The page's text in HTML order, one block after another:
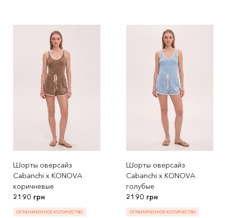
Шорты оверсайз
Cabanchi x KONOVA
коричневые
2190 грн
ОГРАНИЧЕННОЕ КОЛИЧЕСТВО
Шорты оверсайз
Cabanchi x KONOVA
голубые
2190 грн
ОГРАНИЧЕННОЕ КОЛИЧЕСТВО